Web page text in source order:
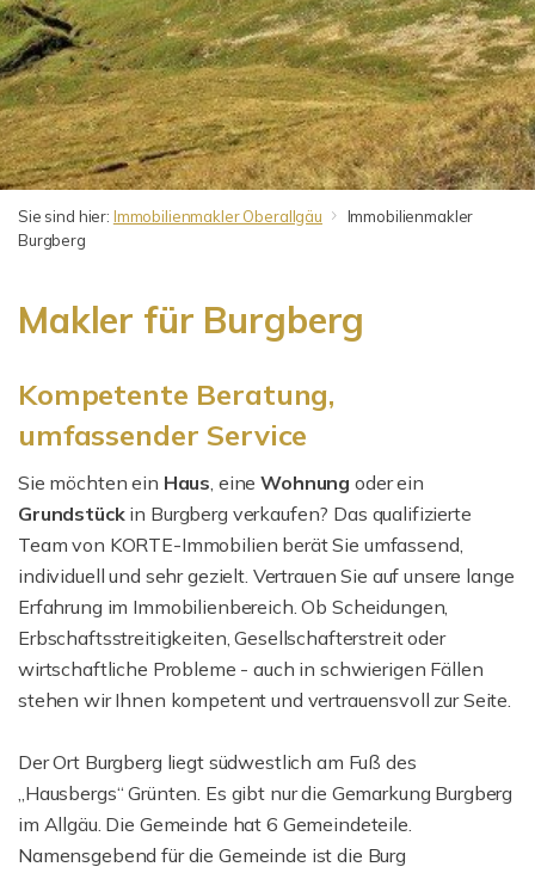
Sie sind hier: Immobilienmakler Oberallgäu
Immobilienmakler
Burgberg
Makler für Burgberg
Kompetente Beratung,
umfassender Service
Sie möchten ein Haus, eineWohnung oder ein
Grundstückin Burgberg verkaufen? Das qualifizierte
Team von KORTE-Immobilien berät Sie umfassend,
individuell und sehr gezielt. Vertrauen Sie auf unsere lange
Erfahrung im Immobilienbereich. Ob Scheidungen,
Erbschaftsstreitigkeiten, Gesellschafterstreit oder
wirtschaftliche Probleme - auch in schwierigen Fällen
stehen wir Ihnen kompetent und vertrauensvoll zur Seite.
Der Ort Burgberg liegt südwestlich am Fuß des
„Hausbergs“ Grünten. Es gibt nur die Gemarkung Burgberg
im Allgäu. Die Gemeinde hat 6 Gemeindeteile.
Namensgebend für die Gemeinde ist die Burg